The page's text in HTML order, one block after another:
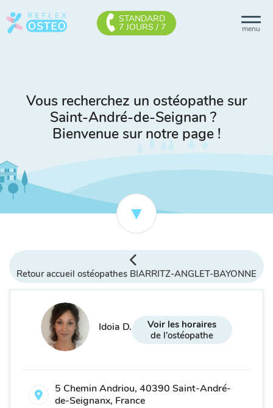
menu
STANDARD
7 JOURS / 7
Vous recherchez un ostéopathe sur
Saint-André-de-Seignan ?
Bienvenue sur notre page !
Retour accueil ostéopathes BIARRITZ-ANGLET-BAYONNE
Idoia D.
Voir les horaires
de l'ostéopathe
5 Chemin Andriou, 40390 Saint-André-
de-Seignanx, France